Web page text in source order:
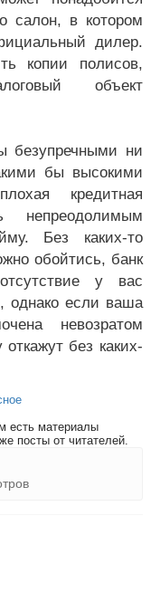
салон, в котором
дилер.
копии полисов,
объект
безупречными ни
бы высокими
кредитная
непреодолимым
Без каких-то
обойтись, банк
у вас
однако если ваша
невозратом
без каких-
есть материалы
посты от читателей.